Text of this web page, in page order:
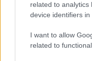
related to analytics
device identifiers in
I want to allow
related to
La Universidad de La